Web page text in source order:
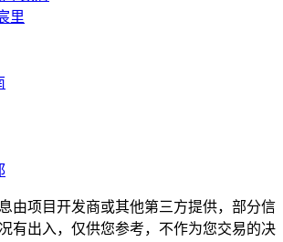
里
由项目开发商或其他第三方提供，部分信
有出入，仅供您参考，不作为您交易的决